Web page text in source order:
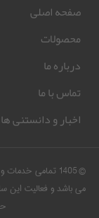
صفحه اصلی
محصولات
درباره ما
تماس با ما
اخبار و دانستنی ها
© 1405 تمامی
می باشد و فعالیت این